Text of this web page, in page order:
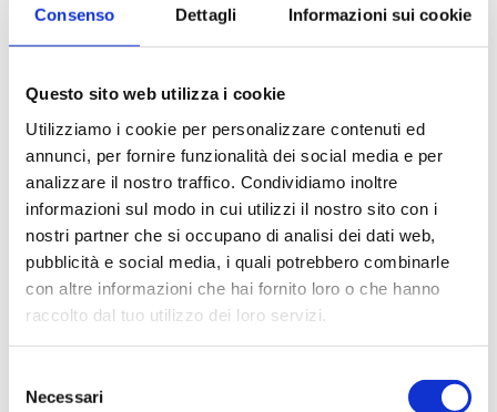
Consenso Dettagli Informazioni sui cookie
Questo sito web utilizza i cookie
Utilizziamo i cookie per personalizzare contenuti ed
annunci, per fornire funzionalità dei social media e per
analizzare il nostro traffico. Condividiamo inoltre
informazioni sul modo in cui utilizzi il nostro sito con i
nostri partner che si occupano di analisi dei dati web,
pubblicità e social media, i quali potrebbero combinarle
con altre informazioni che hai fornito loro o che hanno
raccolto dal tuo utilizzo dei loro servizi.
delNecessari
Carta Filigranata CCIAA